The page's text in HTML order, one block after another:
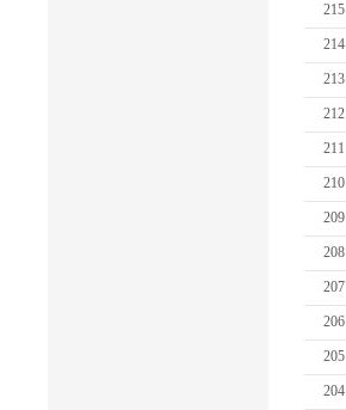
215
214
213
212
211
210
209
208
207
206
205
204